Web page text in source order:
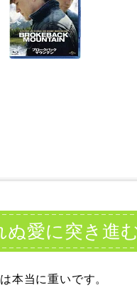
ぬ愛に突き進
本当に重いです。